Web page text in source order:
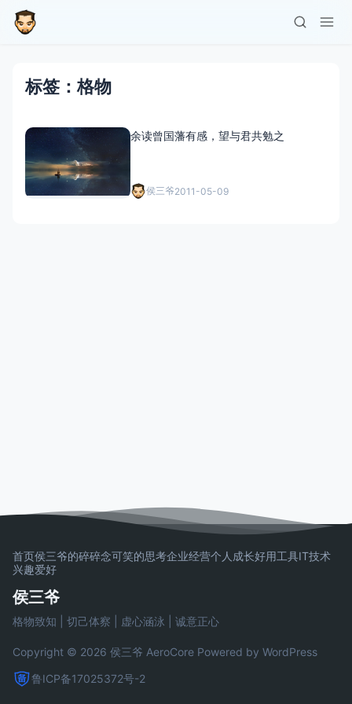
标签：格物
余读曾国藩有感，望与君共勉之
侯三爷2011-05-09
首页侯三爷的碎碎念可笑的思考企业经营个人成长好用工具IT技术
兴趣爱好
侯三爷
格物致知 | 切己体察 | 虚心涵泳 | 诚意正心
Copyright © 2026 侯三爷 AeroCore Powered by WordPress
鲁ICP备17025372号-2